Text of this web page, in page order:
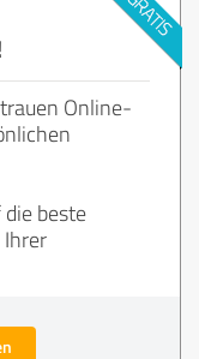
Online-
beste